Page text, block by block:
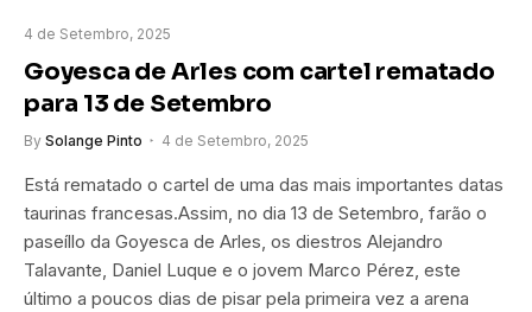
4 de Setembro, 2025
Goyesca de Arles com cartel rematado
para 13 de Setembro
By Solange Pinto 4 de Setembro, 2025
Está rematado o cartel de uma das mais importantes datas
taurinas francesas.Assim, no dia 13 de Setembro, farão o
paseíllo da Goyesca de Arles, os diestros Alejandro
Talavante, Daniel Luque e o jovem Marco Pérez, este
último a poucos dias de pisar pela primeira vez a arena